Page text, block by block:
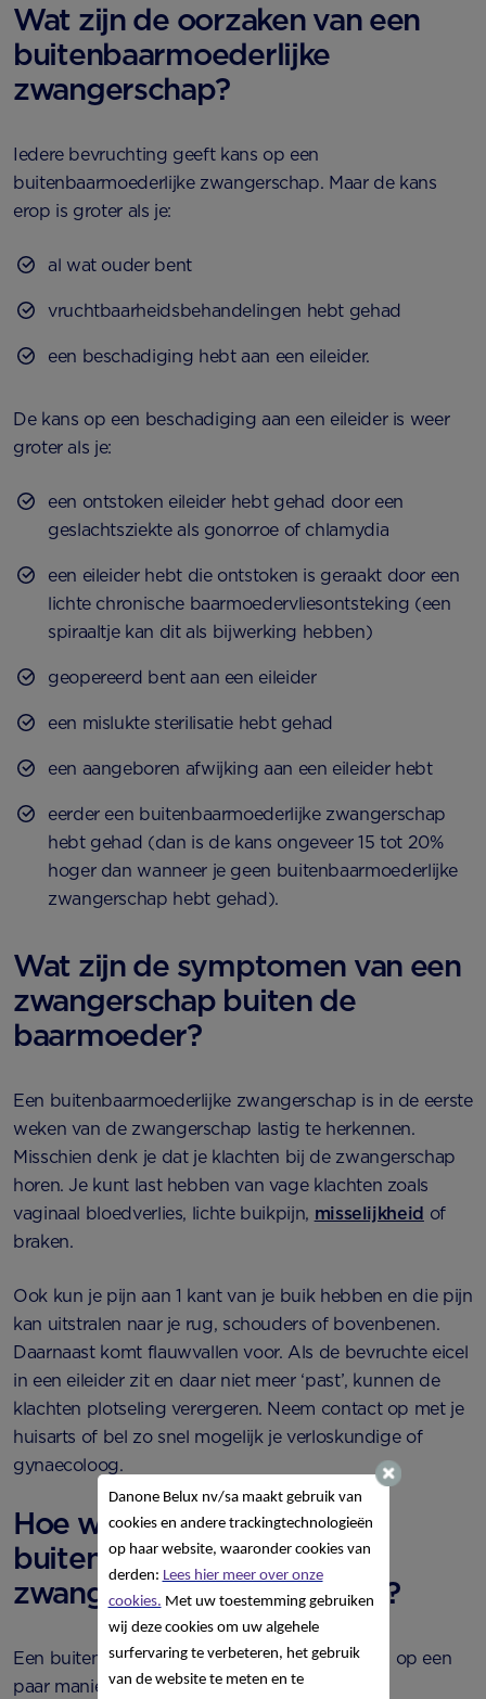
Wat zijn de oorzaken van een
buitenbaarmoederlijke
zwangerschap?
Iedere bevruchting geeft kans op een
buitenbaarmoederlijke zwangerschap. Maar de kans
erop is groter als je:
al wat ouder bent
vruchtbaarheidsbehandelingen hebt gehad
een beschadiging hebt aan een eileider.
De kans op een beschadiging aan een eileider is weer
groter als je:
een ontstoken eileider hebt gehad door een
geslachtsziekte als gonorroe of chlamydia
een eileider hebt die ontstoken is geraakt door een
lichte chronische baarmoedervliesontsteking (een
spiraaltje kan dit als bijwerking hebben)
geopereerd bent aan een eileider
een mislukte sterilisatie hebt gehad
een aangeboren afwijking aan een eileider hebt
eerder een buitenbaarmoederlijke zwangerschap
hebt gehad (dan is de kans ongeveer 15 tot 20%
hoger dan wanneer je geen buitenbaarmoederlijke
zwangerschap hebt gehad).
Wat zijn de symptomen van een
zwangerschap buiten de
baarmoeder?
Een buitenbaarmoederlijke zwangerschap is in de eerste
weken van de zwangerschap lastig te herkennen.
Misschien denk je dat je klachten bij de zwangerschap
horen. Je kunt last hebben van vage klachten zoals
vaginaal bloedverlies, lichte buikpijn, misselijkheid of
braken.
Ook kun je pijn aan 1 kant van je buik hebben en die pijn
kan uitstralen naar je rug, schouders of bovenbenen.
Daarnaast komt flauwvallen voor. Als de bevruchte eicel
in een eileider zit en daar niet meer ‘past’, kunnen de
klachten plotseling verergeren. Neem contact op met je
huisarts of bel zo snel mogelijk je verloskundige of
gynaecoloog.
Hoe wordt een
buitenbaarmoederlijke
zwangerschap vastgesteld?
Een buitenbaarmoederlijke zwangerschap kan op een
paar manieren vastgesteld worden:
Danone Belux nv/sa maakt gebruik van
cookies en andere trackingtechnologieën
op haar website, waaronder cookies van
derden: Lees hier meer over onze
cookies. Met uw toestemming gebruiken
wij deze cookies om uw algehele
surfervaring te verbeteren, het gebruik
van de website te meten en te